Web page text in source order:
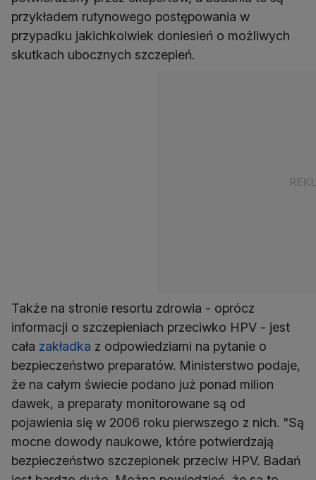
przykładem rutynowego postępowania w
przypadku jakichkolwiek doniesień o możliwych
skutkach ubocznych szczepień.
Także na stronie resortu zdrowia - oprócz
informacji o szczepieniach przeciwko HPV - jest
cała zakładka z odpowiedziami na pytanie o
bezpieczeństwo preparatów. Ministerstwo podaje,
że na całym świecie podano już ponad milion
dawek, a preparaty monitorowane są od
pojawienia się w 2006 roku pierwszego z nich. "Są
mocne dowody naukowe, które potwierdzają
bezpieczeństwo szczepionek przeciw HPV. Badań